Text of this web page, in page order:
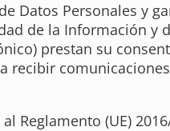
Datos Personales y
de la Información
prestan su
recibir
(UE)